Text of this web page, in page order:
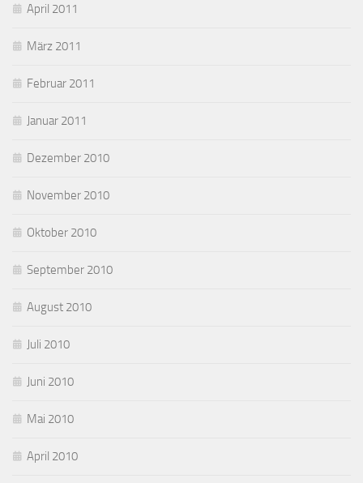
April 2011
März 2011
Februar 2011
Januar 2011
Dezember 2010
November 2010
Oktober 2010
September 2010
August 2010
Juli 2010
Juni 2010
Mai 2010
April 2010